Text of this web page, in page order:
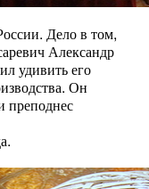
Дело в том,
Александр
удивить его
Он
преподнес